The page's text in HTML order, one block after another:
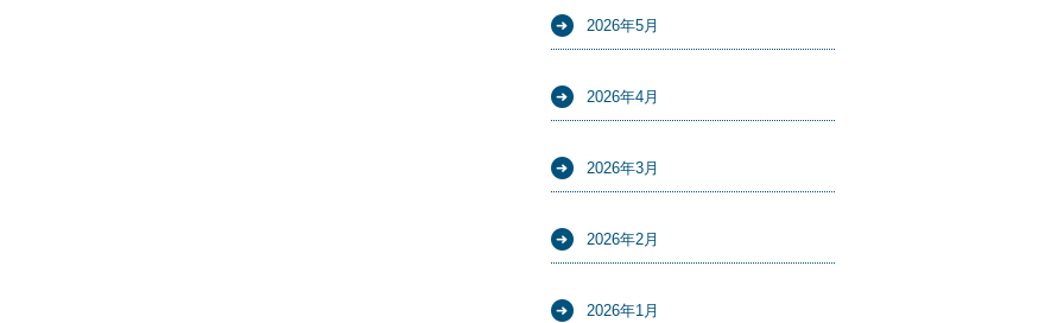
2026年5月
2026年4月
2026年3月
2026年2月
2026年1月